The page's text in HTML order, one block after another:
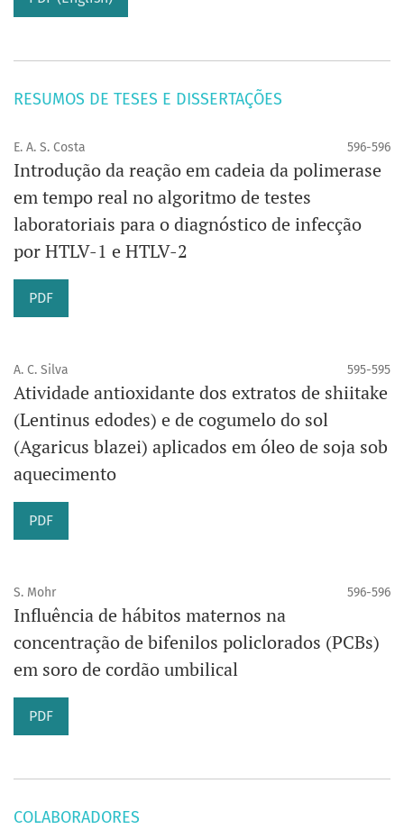
RESUMOS DE TESES E DISSERTAÇÕES
E. A. S. Costa 596-596
Introdução da reação em cadeia da polimerase
em tempo real no algoritmo de testes
laboratoriais para o diagnóstico de infecção
por HTLV-1 e HTLV-2
PDF
A. C. Silva 595-595
Atividade antioxidante dos extratos de shiitake
(Lentinus edodes) e de cogumelo do sol
(Agaricus blazei) aplicados em óleo de soja sob
aquecimento
PDF
S. Mohr 596-596
Influência de hábitos maternos na
concentração de bifenilos policlorados (PCBs)
em soro de cordão umbilical
PDF
COLABORADORES